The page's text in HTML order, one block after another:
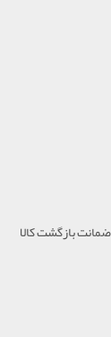
ضمانت بازگشت کالا